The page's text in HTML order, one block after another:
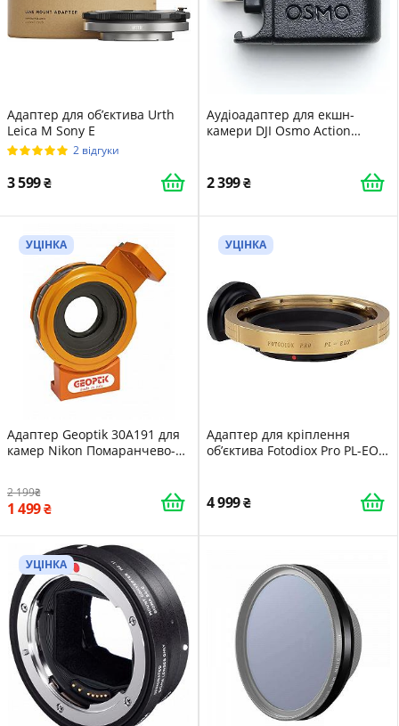
Адаптер для об’єктива Urth
Leica M Sony E
2 відгуки
3 599
Аудіоадаптер для екшн-
камери DJI Osmo Action
2 399
УЦІНКА
Адаптер Geoptik 30A191 для
камер Nikon Помаранчево-
2 199
1 499
УЦІНКА
Адаптер для кріплення
об’єктива Fotodiox Pro PL-EOS
4 999
УЦІНКА